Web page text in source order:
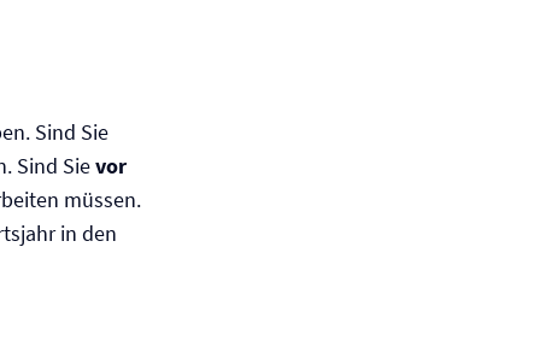
Sind Sie
Sind Sievor
müssen.
in den